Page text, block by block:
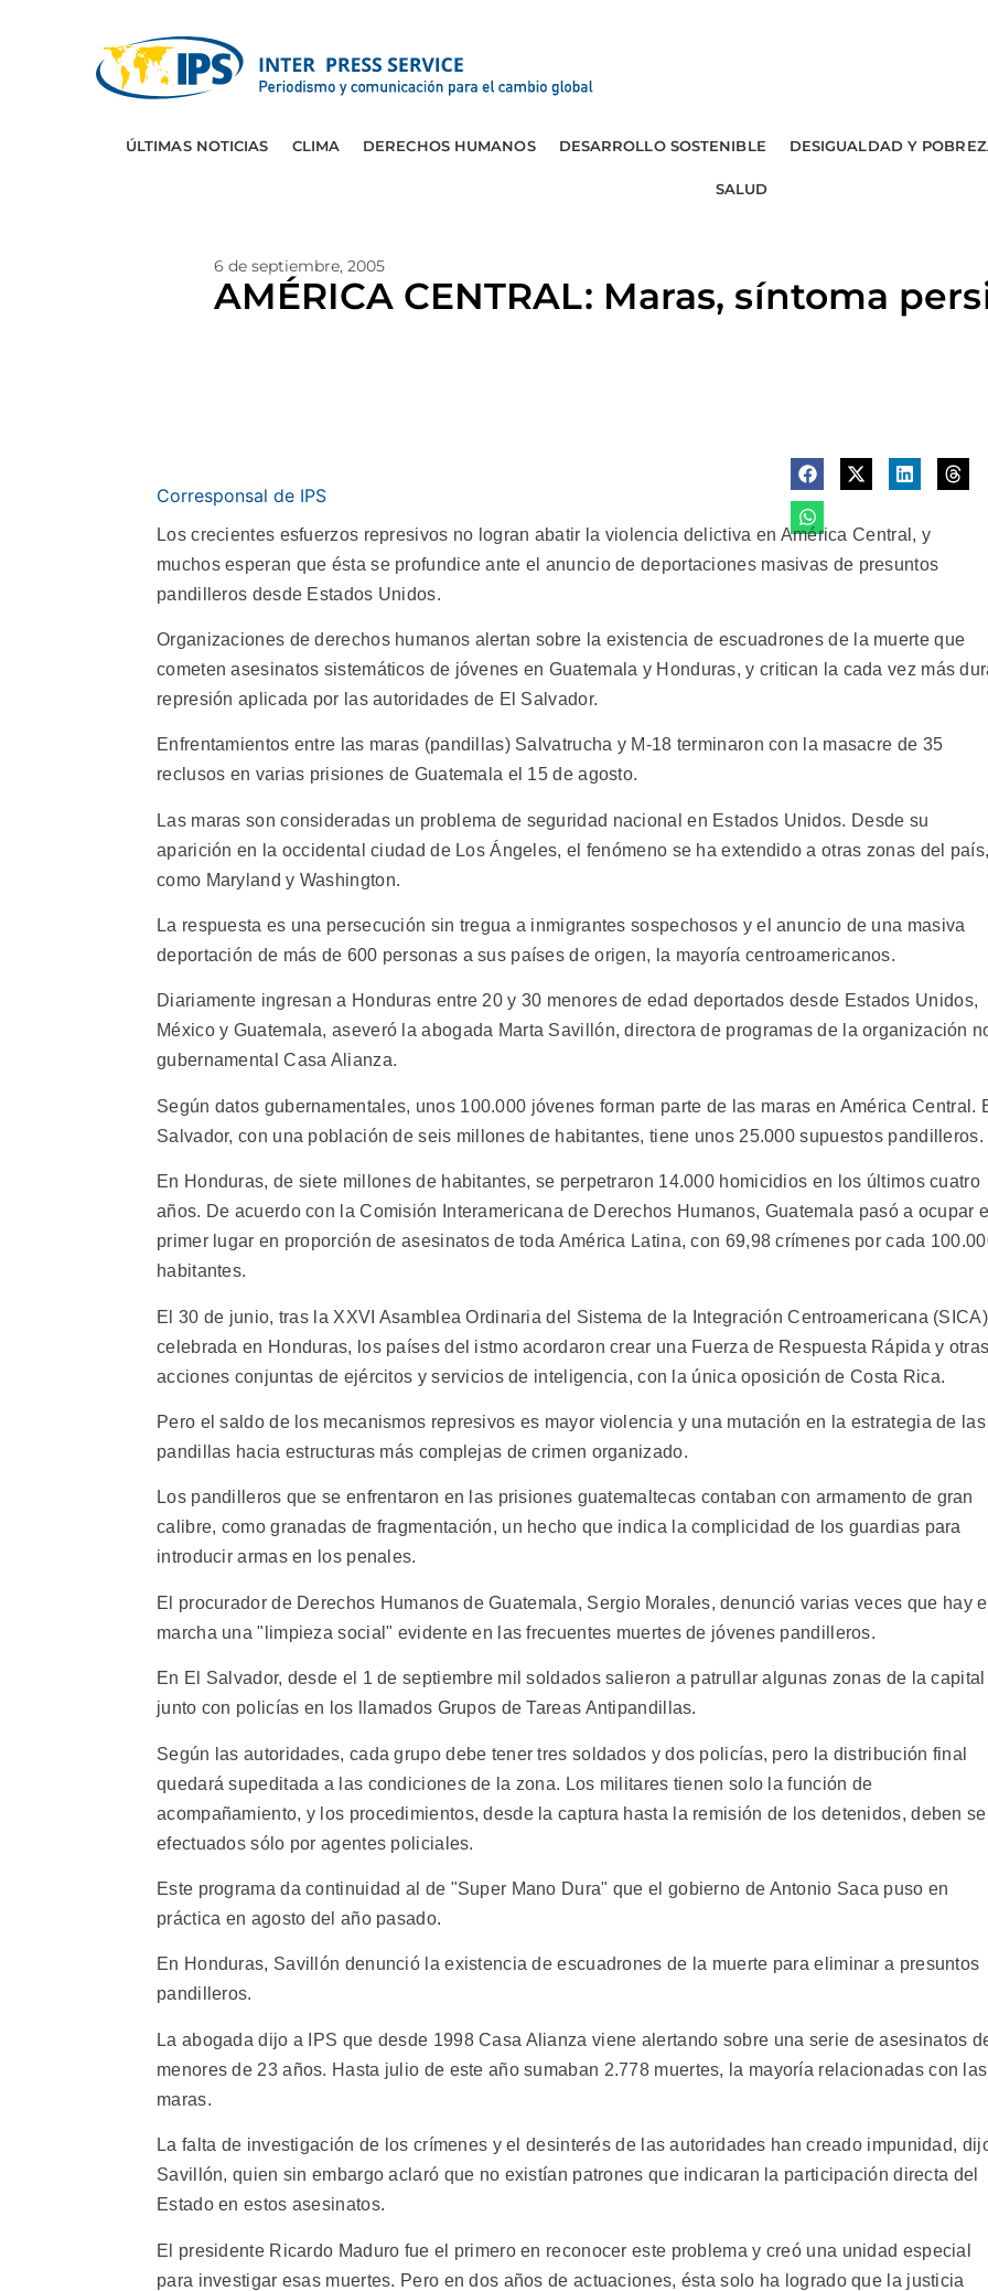
ÚLTIMAS NOTICIAS CLIMA DERECHOS HUMANOS DESARROLLO SOSTENIBLE DESIGUALDAD Y
SALUD
6 de septiembre, 2005
AMÉRICA CENTRAL: Maras, síntoma
Corresponsal de IPS
Los crecientes esfuerzos represivos no logran abatir la violencia delictiva en América Central, y
muchos esperan que ésta se profundice ante el anuncio de deportaciones masivas de presuntos
pandilleros desde Estados Unidos.
Organizaciones de derechos humanos alertan sobre la existencia de escuadrones de la muerte que
cometen asesinatos sistemáticos de jóvenes en Guatemala y Honduras, y critican la cada vez más
represión aplicada por las autoridades de El Salvador.
Enfrentamientos entre las maras (pandillas) Salvatrucha y M-18 terminaron con la masacre de 35
reclusos en varias prisiones de Guatemala el 15 de agosto.
Las maras son consideradas un problema de seguridad nacional en Estados Unidos. Desde su
aparición en la occidental ciudad de Los Ángeles, el fenómeno se ha extendido a otras zonas del
como Maryland y Washington.
La respuesta es una persecución sin tregua a inmigrantes sospechosos y el anuncio de una masiva
deportación de más de 600 personas a sus países de origen, la mayoría centroamericanos.
Diariamente ingresan a Honduras entre 20 y 30 menores de edad deportados desde Estados Unidos,
México y Guatemala, aseveró la abogada Marta Savillón, directora de programas de la organización
gubernamental Casa Alianza.
Según datos gubernamentales, unos 100.000 jóvenes forman parte de las maras en América Central.
Salvador, con una población de seis millones de habitantes, tiene unos 25.000 supuestos pandilleros.
En Honduras, de siete millones de habitantes, se perpetraron 14.000 homicidios en los últimos cuatro
años. De acuerdo con la Comisión Interamericana de Derechos Humanos, Guatemala pasó a ocupar
primer lugar en proporción de asesinatos de toda América Latina, con 69,98 crímenes por cada
habitantes.
El 30 de junio, tras la XXVI Asamblea Ordinaria del Sistema de la Integración Centroamericana
celebrada en Honduras, los países del istmo acordaron crear una Fuerza de Respuesta Rápida y
acciones conjuntas de ejércitos y servicios de inteligencia, con la única oposición de Costa Rica.
Pero el saldo de los mecanismos represivos es mayor violencia y una mutación en la estrategia de las
pandillas hacia estructuras más complejas de crimen organizado.
Los pandilleros que se enfrentaron en las prisiones guatemaltecas contaban con armamento de gran
calibre, como granadas de fragmentación, un hecho que indica la complicidad de los guardias para
introducir armas en los penales.
El procurador de Derechos Humanos de Guatemala, Sergio Morales, denunció varias veces que hay
marcha una "limpieza social" evidente en las frecuentes muertes de jóvenes pandilleros.
En El Salvador, desde el 1 de septiembre mil soldados salieron a patrullar algunas zonas de la capital
junto con policías en los llamados Grupos de Tareas Antipandillas.
Según las autoridades, cada grupo debe tener tres soldados y dos policías, pero la distribución final
quedará supeditada a las condiciones de la zona. Los militares tienen solo la función de
acompañamiento, y los procedimientos, desde la captura hasta la remisión de los detenidos, deben
efectuados sólo por agentes policiales.
Este programa da continuidad al de "Super Mano Dura" que el gobierno de Antonio Saca puso en
práctica en agosto del año pasado.
En Honduras, Savillón denunció la existencia de escuadrones de la muerte para eliminar a presuntos
pandilleros.
La abogada dijo a IPS que desde 1998 Casa Alianza viene alertando sobre una serie de asesinatos
menores de 23 años. Hasta julio de este año sumaban 2.778 muertes, la mayoría relacionadas con las
maras.
La falta de investigación de los crímenes y el desinterés de las autoridades han creado impunidad,
Savillón, quien sin embargo aclaró que no existían patrones que indicaran la participación directa del
Estado en estos asesinatos.
El presidente Ricardo Maduro fue el primero en reconocer este problema y creó una unidad especial
para investigar esas muertes. Pero en dos años de actuaciones, ésta solo ha logrado que la justicia